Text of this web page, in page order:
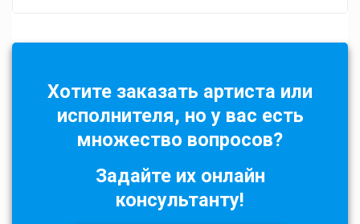
Хотите заказать артиста или
исполнителя, но у вас есть
множество вопросов?
Задайте их онлайн
консультанту!